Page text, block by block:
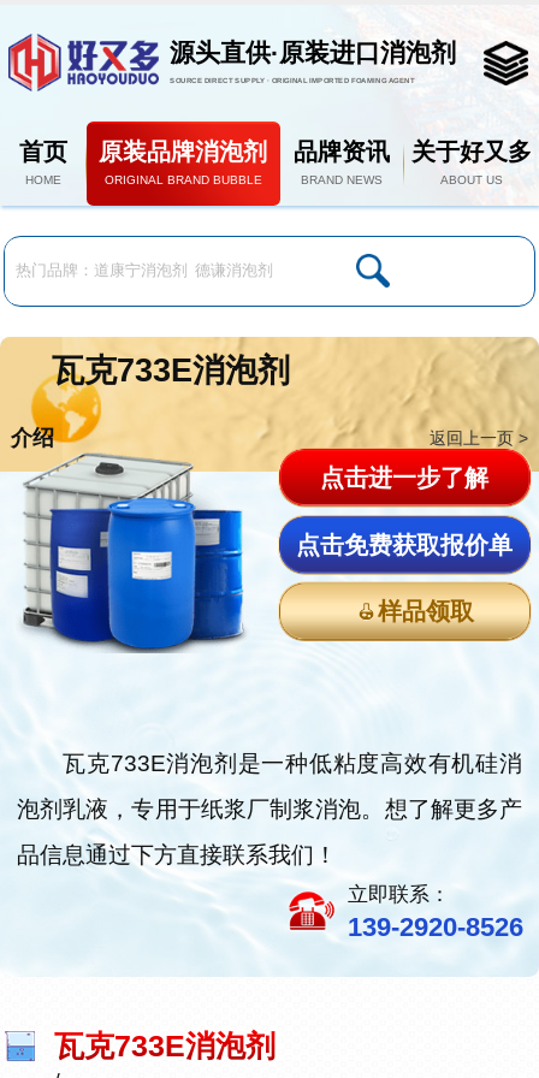
源头直供·原装进口消泡剂
SOURCE DIRECT SUPPLY · ORIGINAL IMPORTED FOAMING AGENT
首页
HOME
原装品牌消泡剂
ORIGINAL BRAND BUBBLE
品牌资讯
BRAND NEWS
关于好又多
ABOUT US
瓦克733E消泡剂
介绍 返回上一页 >
瓦克733E消泡剂是一种低粘度高效有机硅消
泡剂乳液，专用于纸浆厂制浆消泡。想了解更多产
品信息通过下方直接联系我们！
点击进一步了解
点击免费获取报价单
样品领取
立即联系：
139-2920-8526
瓦克733E消泡剂